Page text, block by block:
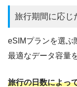
旅行期間に応じ
eSIMプランを選ぶ
最適なデータ容量
旅行の日数によっ